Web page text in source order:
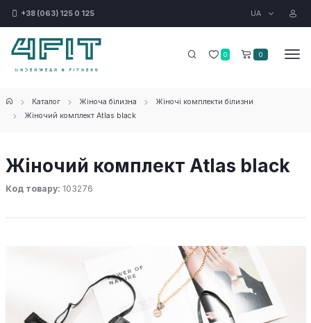
+38 (063) 125 0 125 UA
0 0
Каталог Жіноча білизна
Жіночі комплекти білизни
Жіночий комплект Atlas black
Жіночий комплект Atlas black
Код товару: 103276